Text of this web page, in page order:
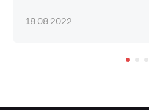
18.08.2022